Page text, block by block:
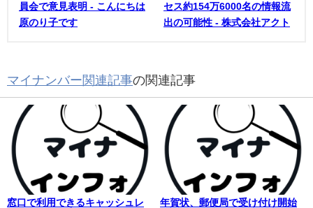
員会で意見表明 - こんにちは
原のり子です
セス約154万6000名の情報流
出の可能性 - 株式会社アクト
マイナンバー関連記事の関連記事
窓口で利用できるキャッシュレ
年賀状、郵便局で受け付け開始